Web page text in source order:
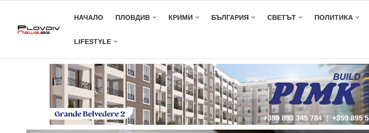
НАЧАЛО ПЛОВДИВ КРИМИ БЪЛГАРИЯ СВЕТЪТ ПОЛИТИКА
LIFESTYLE